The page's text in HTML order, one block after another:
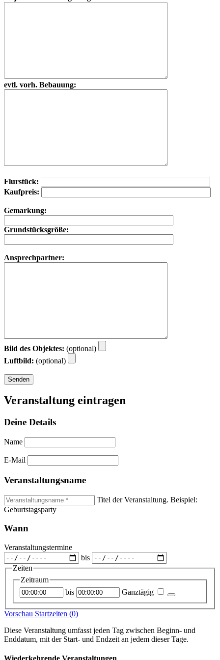
evtl. vorh. Bebauung:
Flurstück:
Kaufpreis:
Gemarkung:
Grundstücksgröße:
Ansprechpartner:
Bild des Objektes: (optional)
Luftbild: (optional)
Veranstaltung eintragen
Deine Details
Name
E-Mail
Veranstaltungsname
Titel der Veranstaltung. Beispiel:
Geburtstagsparty
Wann
Veranstaltungstermine
bis
Zeiten
Zeitraum
Startzeitpunkt bis Endzeitpunkt Ganztägig
Vorschau Startzeiten (0)
Diese Veranstaltung umfasst jeden Tag zwischen Beginn- und
Enddatum, mit der Start- und Endzeit an jedem dieser Tage.